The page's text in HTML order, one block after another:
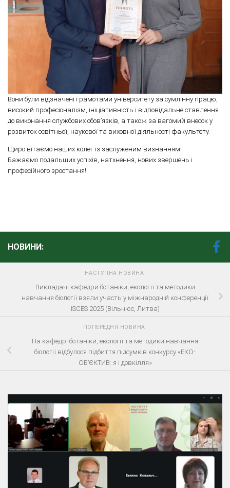
Вони були відзначені грамотами університету за сумлінну працю,
високий професіоналізм, ініціативність і відповідальне ставлення
до виконання службових обов’язків, а також за вагомий внесок у
розвиток освітньої, наукової та виховної діяльності факультету.
Щиро вітаємо наших колег із заслуженим визнанням!
Бажаємо подальших успіхів, натхнення, нових звершень і
професійного зростання!
НОВИНИ:
НАСТУПНА НОВИНА
Викладачі кафедри ботаніки, екології та методики
навчання біології взяли участь у міжнародній конференції
ISCES 2025 (Вільнюс, Литва)
ПОПЕРЕДНЯ НОВИНА
На кафедрі ботаніки, екології та методики навчання
біології відбулося підбиття підсумків конкурсу «ЕКО-
ОБ’ЄКТИВ: я і довкілля»